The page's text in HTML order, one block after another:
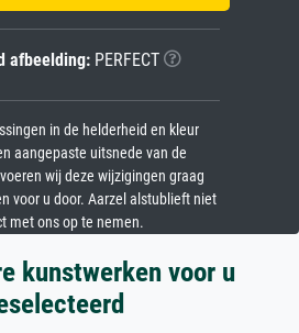
afbeelding:PERFECT
in de helderheid en kleur
aangepaste uitsnede van de
wij deze wijzigingen graag
voor u door. Aarzel alstublieft niet
met ons op te nemen.
kunstwerken voor u